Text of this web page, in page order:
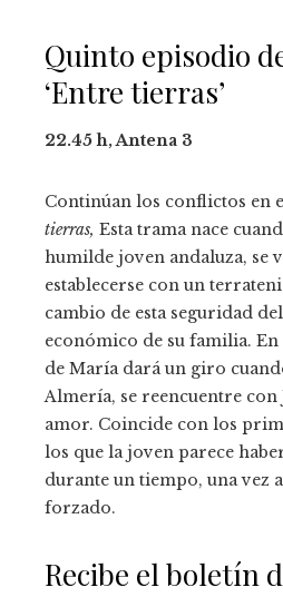
Quinto episodio
‘Entre tierras’
22.45 h, Antena 3
Continúan los conflictos en
tierras, Esta trama nace
humilde joven andaluza, se
establecerse con un
cambio de esta seguridad
económico de su familia.
de María dará un giro
Almería, se reencuentre con
amor. Coincide con los
los que la joven parece
durante un tiempo, una vez
forzado.
Recibe el boletín